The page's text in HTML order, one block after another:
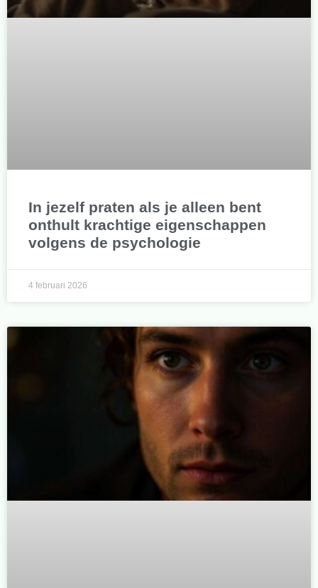
In jezelf praten als je alleen bent
onthult krachtige eigenschappen
volgens de psychologie
4 februari 2026